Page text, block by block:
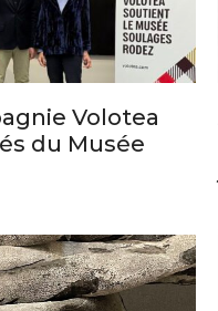
Volotea
du Musée